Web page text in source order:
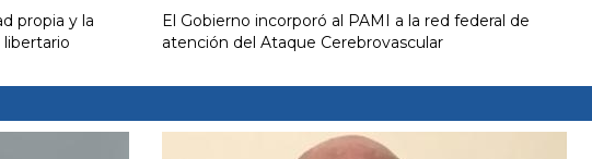
propia y la
El Gobierno incorporó al PAMI a la red federal de
atención del Ataque Cerebrovascular